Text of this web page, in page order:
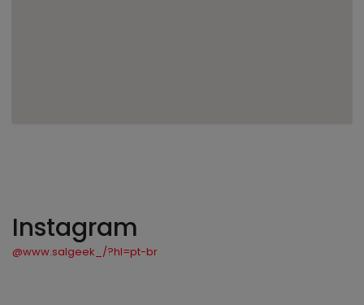
Instagram
@www.salgeek_/?hl=pt-br